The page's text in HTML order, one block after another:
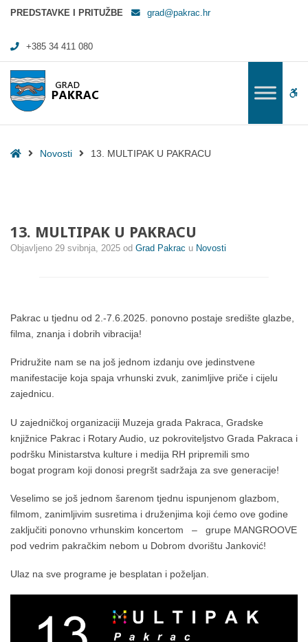
13. MULTIPAK U PAKRACU - Grad Pakrac
PREDSTAVKE I PRITUŽBE grad@pakrac.hr
+385 34 411 080
HomeNovosti 13. MULTIPAK U PAKRACU
13. MULTIPAK U PAKRACU
Objavljeno 29 svibnja, 2025 od Grad Pakrac u Novosti
Pakrac u tjednu od 2.-7.6.2025. ponovno postaje središte glazbe,
filma, znanja i dobrih vibracija!
Pridružite nam se na još jednom izdanju ove jedinstvene
manifestacije koja spaja vrhunski zvuk, zanimljive priče i cijelu
zajednicu.
U zajedničkoj organizaciji Muzeja grada Pakraca, Gradske
knjižnice Pakrac i Rotary Audio, uz pokroviteljstvo Grada Pakraca i
podršku Ministarstva kulture i medija RH pripremili smo
bogat program koji donosi pregršt sadržaja za sve generacije!
Veselimo se još jednom šarenom tjednu ispunjenom glazbom,
filmom, zanimljivim susretima i druženjima koji ćemo ove godine
zaključiti ponovno vrhunskim koncertom – grupe MANGROOVE
pod vedrim pakračkim nebom u Dobrom dvorištu Janković!
Ulaz na sve programe je besplatan i poželjan.